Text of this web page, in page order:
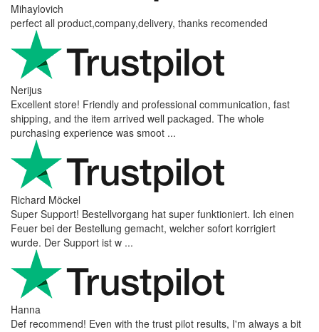
Mihaylovich
perfect all product,company,delivery, thanks recomended
Nerijus
Excellent store! Friendly and professional communication, fast
shipping, and the item arrived well packaged. The whole
purchasing experience was smoot ...
Richard Möckel
Super Support! Bestellvorgang hat super funktioniert. Ich einen
Feuer bei der Bestellung gemacht, welcher sofort korrigiert
wurde. Der Support ist w ...
Hanna
Def recommend! Even with the trust pilot results, I'm always a bit